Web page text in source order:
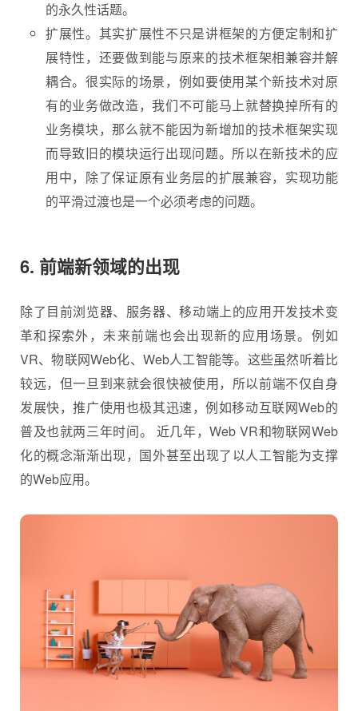
的永久性话题。
扩展性。其实扩展性不只是讲框架的方便定制和扩
展特性，还要做到能与原来的技术框架相兼容并解
耦合。很实际的场景，例如要使用某个新技术对原
有的业务做改造，我们不可能马上就替换掉所有的
业务模块，那么就不能因为新增加的技术框架实现
而导致旧的模块运行出现问题。所以在新技术的应
用中，除了保证原有业务层的扩展兼容，实现功能
的平滑过渡也是一个必须考虑的问题。
6. 前端新领域的出现
除了目前浏览器、服务器、移动端上的应用开发技术变
革和探索外，未来前端也会出现新的应用场景。例如
VR、物联网Web化、Web人工智能等。这些虽然听着比
较远，但一旦到来就会很快被使用，所以前端不仅自身
发展快，推广使用也极其迅速，例如移动互联网Web的
普及也就两三年时间。 近几年，Web VR和物联网Web
化的概念渐渐出现，国外甚至出现了以人工智能为支撑
的Web应用。